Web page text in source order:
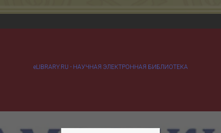
eLIBRARY.RU - НАУЧНАЯ ЭЛЕКТРОННАЯ БИБЛИОТЕКА